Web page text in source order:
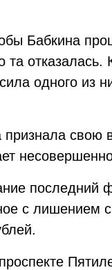
Бабкина
та отказалась.
одного из
признала свою
последний
с лишением